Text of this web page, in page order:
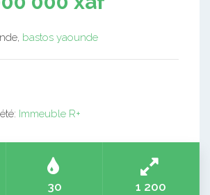
bastos yaounde
Immeuble R+
30 1 200